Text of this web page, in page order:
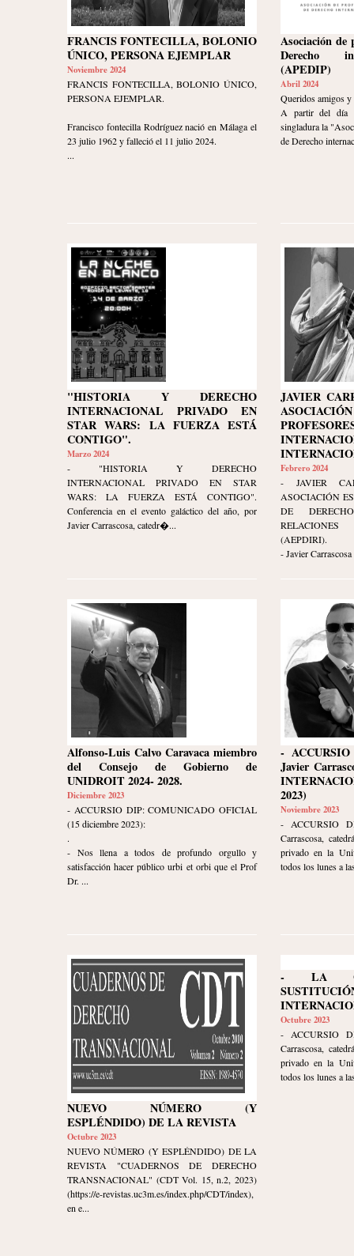
FRANCIS FONTECILLA, BOLONIO
ÚNICO, PERSONA EJEMPLAR
Noviembre 2024
FRANCIS FONTECILLA, BOLONIO ÚNICO,
PERSONA EJEMPLAR.
Francisco fontecilla Rodríguez nació en Málaga el
23 julio 1962 y falleció el 11 julio 2024.
...
Asociación de
Derecho
(APEDIP)
Abril 2024
Queridos amigos
A partir del día
singladura la
de Derecho
"HISTORIA Y DERECHO
INTERNACIONAL PRIVADO EN
STAR WARS: LA FUERZA ESTÁ
CONTIGO".
Marzo 2024
- "HISTORIA Y DERECHO
INTERNACIONAL PRIVADO EN STAR
WARS: LA FUERZA ESTÁ CONTIGO".
Conferencia en el evento galáctico del año, por
Javier Carrascosa, catedr�...
JAVIER
Febrero 2024
- JAVIER
ASOCIACIÓN
DE
(AEPDIRI).
- Javier
Alfonso-Luis Calvo Caravaca miembro
del Consejo de Gobierno de
UNIDROIT 2024- 2028.
Diciembre 2023
- ACCURSIO DIP: COMUNICADO OFICIAL
(15 diciembre 2023):
.
- Nos llena a todos de profundo orgullo y
satisfacción hacer público urbi et orbi que el Prof
Dr. ...
-
Javier
2023)
Noviembre 2023
- ACCURSIO
Carrascosa,
privado en la
todos los lunes a
NUEVO NÚMERO (Y
ESPLÉNDIDO) DE LA REVISTA
Octubre 2023
NUEVO NÚMERO (Y ESPLÉNDIDO) DE LA
REVISTA "CUADERNOS DE DERECHO
TRANSNACIONAL" (CDT Vol. 15, n.2, 2023)
(https://e-revistas.uc3m.es/index.php/CDT/index),
en e...
- LA
Octubre 2023
- ACCURSIO
Carrascosa,
privado en la
todos los lunes a